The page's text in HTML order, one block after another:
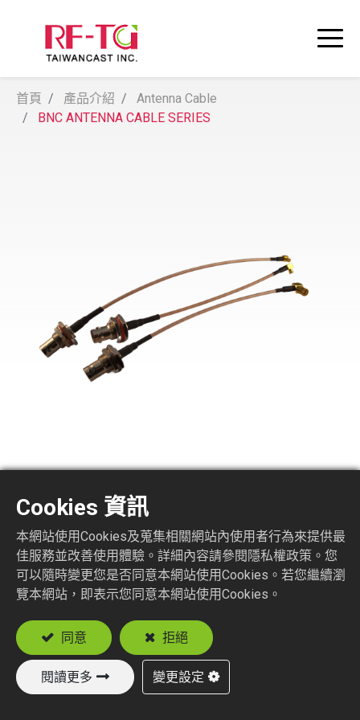
首頁 產品介紹
Antenna Cable
BNC ANTENNA CABLE SERIES
BNC ANTENNA CABLE
SERIES
加入詢價車
Cookies 資訊
本網站使用Cookies及蒐集相關網站內使用者行為來提供最
佳服務並改善使用體驗。詳細內容請參閱隱私權政策。您
可以隨時變更您是否同意本網站使用Cookies。若您繼續瀏
覽本網站，即表示您同意本網站使用Cookies。
同意 拒絕
閱讀更多 變更設定